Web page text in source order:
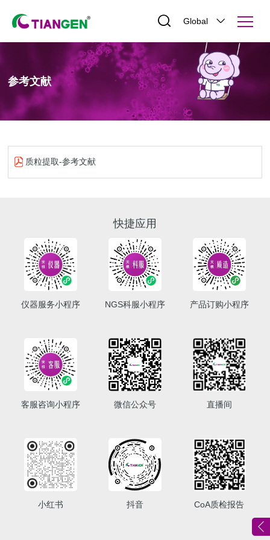
Global
参考文献
质粒提取-参考文献
快捷应用
仪器服务小程序 NGS科服小程序 产品订购小程序
客服咨询小程序 微信公众号 直播间
小红书 抖音 CoA质检报告